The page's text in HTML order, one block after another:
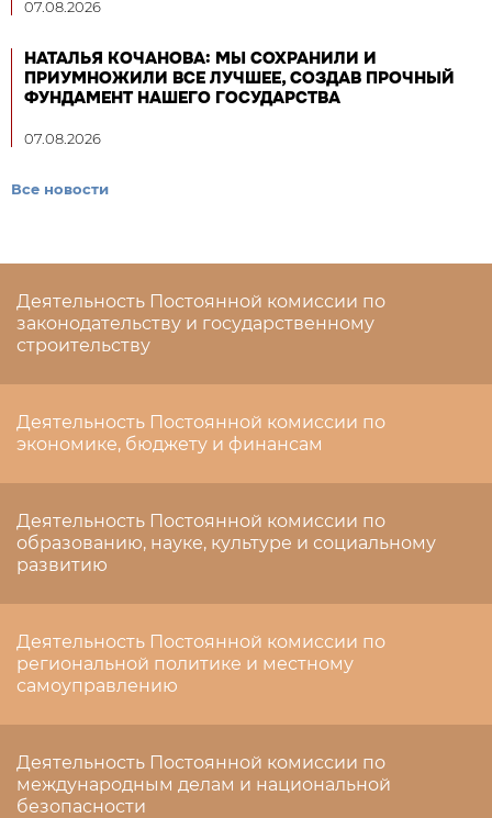
07.08.2026
НАТАЛЬЯ КОЧАНОВА: МЫ СОХРАНИЛИ И
ПРИУМНОЖИЛИ ВСЕ ЛУЧШЕЕ, СОЗДАВ ПРОЧНЫЙ
ФУНДАМЕНТ НАШЕГО ГОСУДАРСТВА
07.08.2026
Все новости
Деятельность Постоянной комиссии по
законодательству и государственному
строительству
Деятельность Постоянной комиссии по
экономике, бюджету и финансам
Деятельность Постоянной комиссии по
образованию, науке, культуре и социальному
развитию
Деятельность Постоянной комиссии по
региональной политике и местному
самоуправлению
Деятельность Постоянной комиссии по
международным делам и национальной
безопасности